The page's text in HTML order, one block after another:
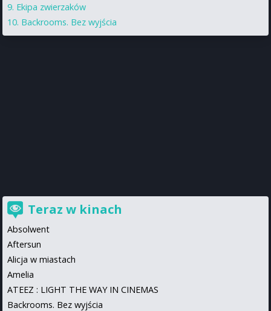
Ekipa zwierzaków
Backrooms. Bez wyjścia
Teraz w kinach
Absolwent
Aftersun
Alicja w miastach
Amelia
ATEEZ : LIGHT THE WAY IN CINEMAS
Backrooms. Bez wyjścia